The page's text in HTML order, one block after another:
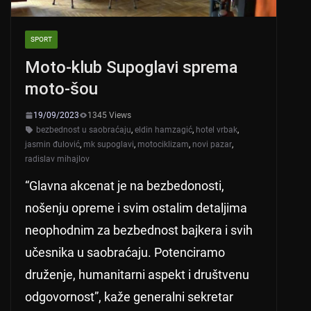
SPORT
Moto-klub Supoglavi sprema
moto-šou
19/09/2023
1345 Views
bezbednost u saobraćaju, eldin hamzagić, hotel vrbak,
jasmin đulović, mk supoglavi, motociklizam, novi pazar,
radislav mihajlov
“Glavna akcenat je na bezbedonosti,
nošenju opreme i svim ostalim detaljima
neophodnim za bezbednost bajkera i svih
učesnika u saobraćaju. Potenciramo
druženje, humanitarni aspekt i društvenu
odgovornost”, kaže generalni sekretar